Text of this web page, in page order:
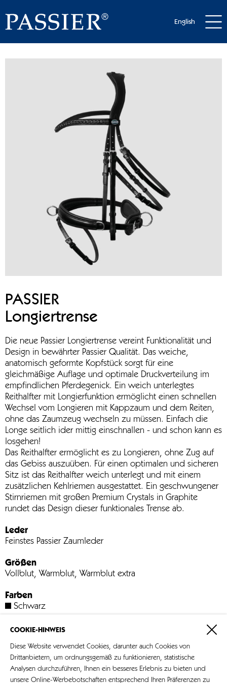
English
PASSIER
Longiertrense
Die neue Passier Longiertrense vereint Funktionalität und
Design in bewährter Passier Qualität. Das weiche,
anatomisch geformte Kopfstück sorgt für eine
gleichmäßige Auflage und optimale Druckverteilung im
empfindlichen Pferdegenick. Ein weich unterlegtes
Reithalfter mit Longierfunktion ermöglicht einen schnellen
Wechsel vom Longieren mit Kappzaum und dem Reiten,
ohne das Zaumzeug wechseln zu müssen. Einfach die
Longe seitlich ider mittig einschnallen - und schon kann es
losgehen!
Das Reithalfter ermöglicht es zu Longieren, ohne Zug auf
das Gebiss auszuüben. Für einen optimalen und sicheren
Sitz ist das Reithalfter weich unterlegt und mit einem
zusätzlichen Kehlriemen ausgestattet. Ein geschwungener
Stirnriemen mit großen Premium Crystals in Graphite
rundet das Design dieser funktionales Trense ab.
Leder
Feinstes Passier Zaumleder
Größen
Vollblut, Warmblut, Warmblut extra
Farben
Schwarz
Beschläge
Art.-Nr. 902
COOKIE-HINWEIS
Diese Website verwendet Cookies, darunter auch Cookies von
Drittanbietern, um ordnungsgemäß zu funktionieren, statistische
Analysen durchzuführen, Ihnen ein besseres Erlebnis zu bieten und
unsere Online-Werbebotschaften entsprechend Ihren Präferenzen zu